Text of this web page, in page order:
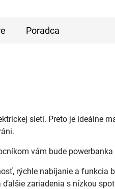
Poradca
sieti. Preto je ideálne
vám bude powerbanka
rýchle nabíjanie a funkcia
zariadenia s nízkou